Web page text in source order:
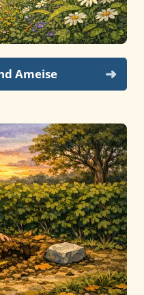
Ameise